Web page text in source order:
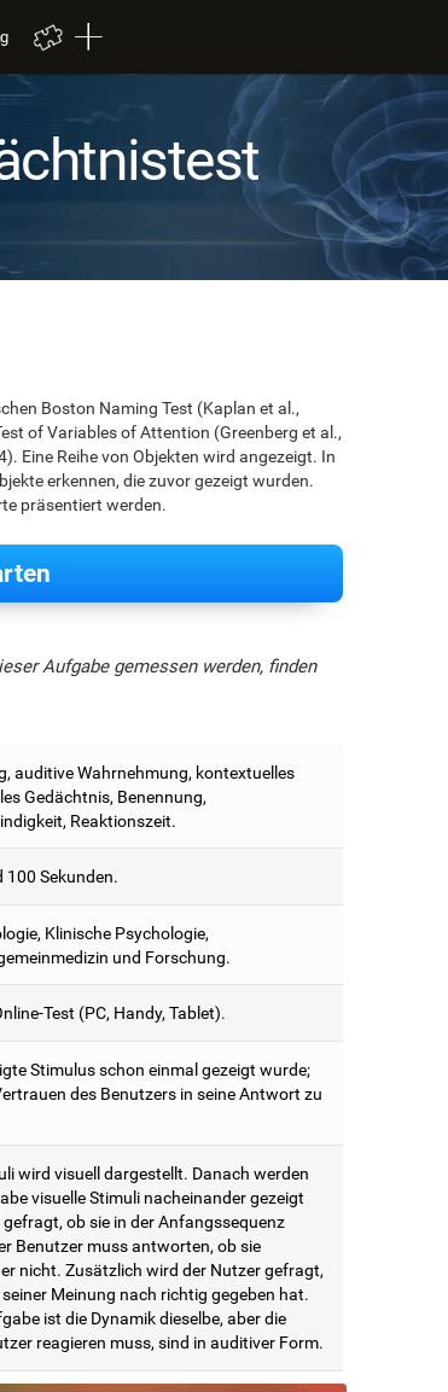
Boston Naming Test (Kaplan et al.,
of Variables of Attention (Greenberg et al.,
Eine Reihe von Objekten wird angezeigt. In
erkennen, die zuvor gezeigt wurden.
präsentiert werden.
Aufgabe gemessen werden, finden
auditive Wahrnehmung, kontextuelles
Gedächtnis, Benennung,
Reaktionszeit.
100 Sekunden.
Klinische Psychologie,
und Forschung.
Test (PC, Handy, Tablet).
Stimulus schon einmal gezeigt wurde;
des Benutzers in seine Antwort zu
wird visuell dargestellt. Danach werden
visuelle Stimuli nacheinander gezeigt
ob sie in der Anfangssequenz
Benutzer muss antworten, ob sie
nicht. Zusätzlich wird der Nutzer gefragt,
Meinung nach richtig gegeben hat.
ist die Dynamik dieselbe, aber die
reagieren muss, sind in auditiver Form.